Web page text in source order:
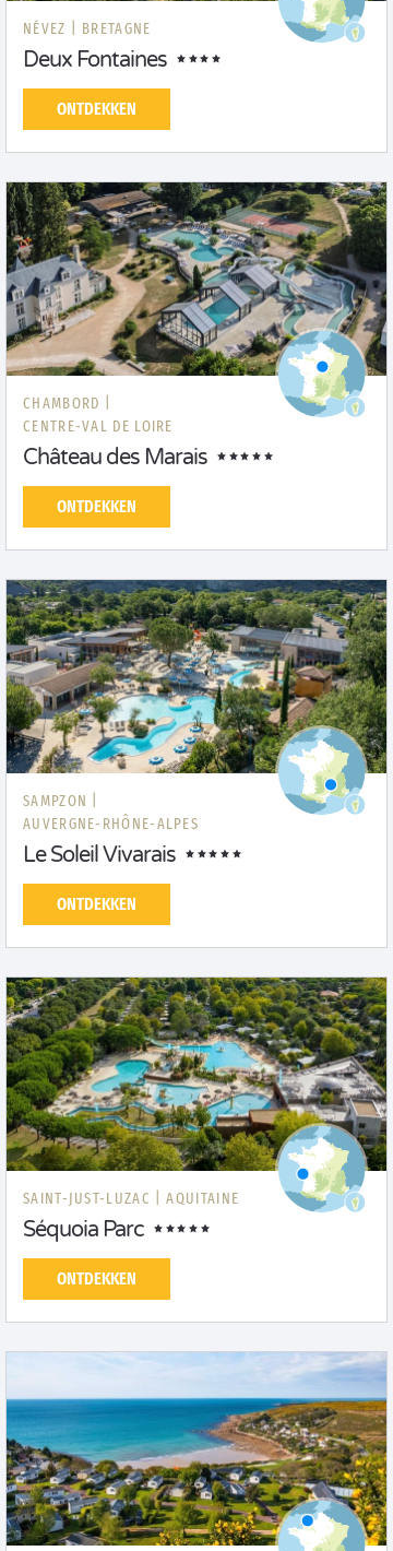
NÉVEZ | BRETAGNE
Deux Fontaines
ONTDEKKEN
CHAMBORD |
CENTRE-VAL DE LOIRE
Château des Marais
ONTDEKKEN
SAMPZON |
AUVERGNE-RHÔNE-ALPES
Le Soleil Vivarais
ONTDEKKEN
SAINT-JUST-LUZAC | AQUITAINE
Séquoia Parc
ONTDEKKEN